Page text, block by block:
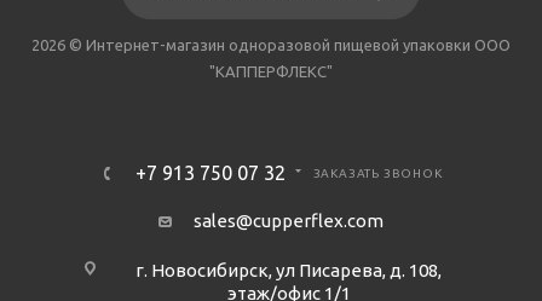
2026 © Интернет-магазин одноразовой пищевой упаковки ООО
"КАППЕРФЛЕКС"
+7 913 750 07 32 ЗАКАЗАТЬ ЗВОНОК
sales@cupperflex.com
г. Новосибирск, ул Писарева, д. 108,
этаж/офис 1/1